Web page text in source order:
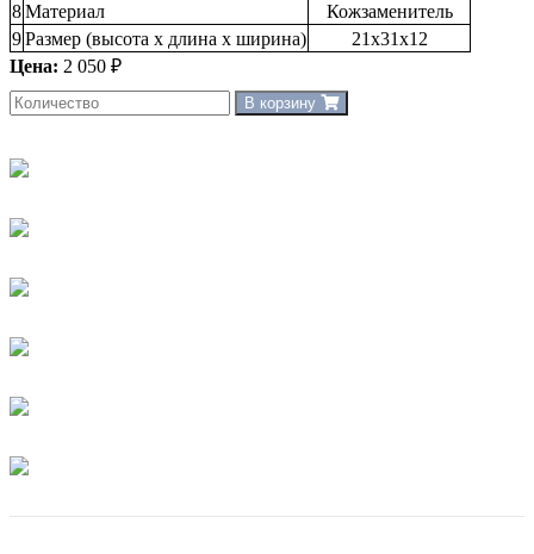
8Материал
Кожзаменитель
9Размер (высота х длина х ширина)
21х31х12
Цена: 2 050 ₽
В корзину